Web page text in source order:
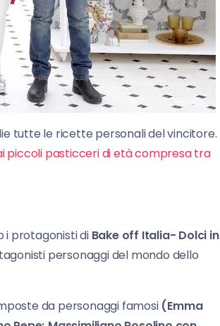
tutte le ricette personali del vincitore.
piccoli pasticceri di età compresa tra
i protagonisti diBake off Italia- Dolci in
personaggi del mondo dello
da personaggi famosi (Emma